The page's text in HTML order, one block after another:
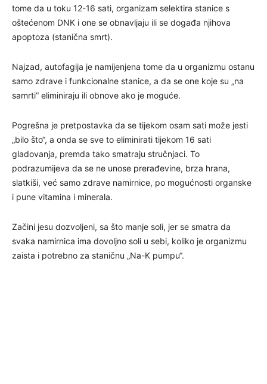
tome da u toku 12-16 sati, organizam selektira stanice s
oštećenom DNK i one se obnavljaju ili se događa njihova
apoptoza (stanična smrt).
Najzad, autofagija je namijenjena tome da u organizmu ostanu
samo zdrave i funkcionalne stanice, a da se one koje su „na
samrti“ eliminiraju ili obnove ako je moguće.
Pogrešna je pretpostavka da se tijekom osam sati može jesti
„bilo što“, a onda se sve to eliminirati tijekom 16 sati
gladovanja, premda tako smatraju stručnjaci. To
podrazumijeva da se ne unose prerađevine, brza hrana,
slatkiši, već samo zdrave namirnice, po mogućnosti organske
i pune vitamina i minerala.
Začini jesu dozvoljeni, sa što manje soli, jer se smatra da
svaka namirnica ima dovoljno soli u sebi, koliko je organizmu
zaista i potrebno za staničnu „Na-K pumpu“.